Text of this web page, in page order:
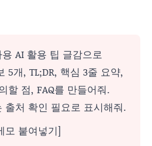
AI 활용 팁 글감으로
5개, TL;DR, 핵심 3줄 요약,
할 점, FAQ를 만들어줘.
출처 확인 필요로 표시해줘.
모 붙여넣기]